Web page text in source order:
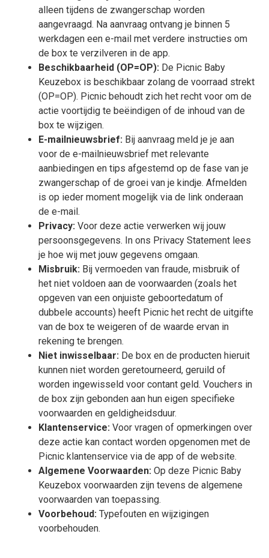
alleen tijdens de zwangerschap worden
aangevraagd. Na aanvraag ontvang je binnen 5
werkdagen een e-mail met verdere instructies om
de box te verzilveren in de app.
Beschikbaarheid (OP=OP): De Picnic Baby
Keuzebox is beschikbaar zolang de voorraad strekt
(OP=OP). Picnic behoudt zich het recht voor om de
actie voortijdig te beëindigen of de inhoud van de
box te wijzigen.
E-mailnieuwsbrief: Bij aanvraag meld je je aan
voor de e-mailnieuwsbrief met relevante
aanbiedingen en tips afgestemd op de fase van je
zwangerschap of de groei van je kindje. Afmelden
is op ieder moment mogelijk via de link onderaan
de e-mail.
Privacy: Voor deze actie verwerken wij jouw
persoonsgegevens. In ons Privacy Statement lees
je hoe wij met jouw gegevens omgaan.
Misbruik: Bij vermoeden van fraude, misbruik of
het niet voldoen aan de voorwaarden (zoals het
opgeven van een onjuiste geboortedatum of
dubbele accounts) heeft Picnic het recht de uitgifte
van de box te weigeren of de waarde ervan in
rekening te brengen.
Niet inwisselbaar: De box en de producten hieruit
kunnen niet worden geretourneerd, geruild of
worden ingewisseld voor contant geld. Vouchers in
de box zijn gebonden aan hun eigen specifieke
voorwaarden en geldigheidsduur.
Klantenservice: Voor vragen of opmerkingen over
deze actie kan contact worden opgenomen met de
Picnic klantenservice via de app of de website.
Algemene Voorwaarden: Op deze Picnic Baby
Keuzebox voorwaarden zijn tevens de algemene
voorwaarden van toepassing.
Voorbehoud: Typefouten en wijzigingen
voorbehouden.